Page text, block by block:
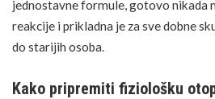
jednostavne formule, gotovo nikada
reakcije i prikladna je za sve dobne
do starijih osoba.
Kako pripremiti fiziološku